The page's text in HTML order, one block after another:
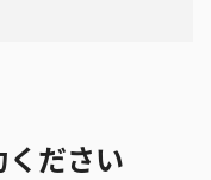
ださい